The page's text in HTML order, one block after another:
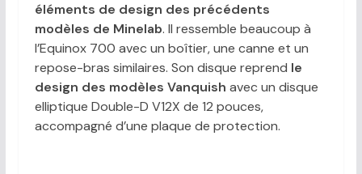
éléments de design des précédents
modèles de Minelab. Il ressemble beaucoup à
l’Equinox 700 avec un boîtier, une canne et un
repose-bras similaires. Son disque reprend le
design des modèles Vanquish avec un disque
elliptique Double-D V12X de 12 pouces,
accompagné d’une plaque de protection.